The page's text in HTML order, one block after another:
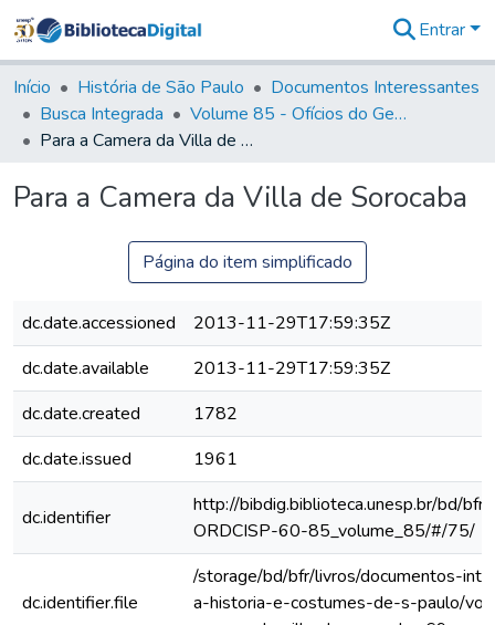
&
Coleções
Tudo na
Biblioteca
Estatísticas
Entrar
Início História de São Paulo
Documentos Interessantes
Busca Integrada
Volume 85 - Ofícios do General Francisco da Cunha Menezes (Governador da Capitania): 1782- 1786
Para a Camera da Villa de Sorocaba
Para a Camera da Villa de Sorocaba
Página do item simplificado
dc.date.accessioned
2013-11-29T17:59:35Z
dc.date.available
2013-11-29T17:59:35Z
dc.date.created
1782
dc.date.issued
1961
dc.identifier
http://bibdig.biblioteca.unesp.br/bd/
ORDCISP-60-85_volume_85/#/75/
dc.identifier.file
/storage/bd/bfr/livros/documentos-
a-historia-e-costumes-de-s-paulo/